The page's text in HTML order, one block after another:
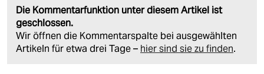
Die Kommentarfunktion unter diesem Artikel ist
geschlossen.
Wir öffnen die Kommentarspalte bei ausgewählten
Artikeln für etwa drei Tage – hier sind sie zu finden.